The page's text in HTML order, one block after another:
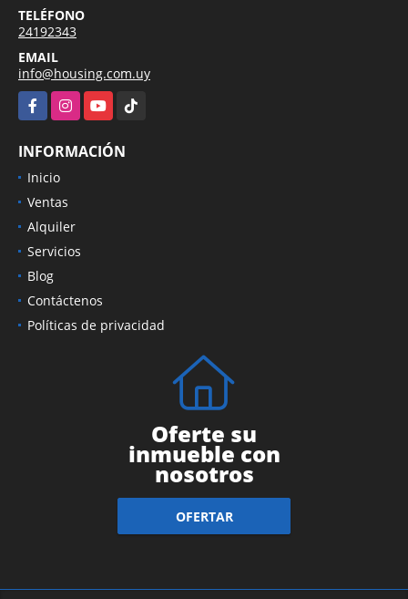
TELÉFONO
24192343
EMAIL
info@housing.com.uy
FacebookInstagramYouTubeTikTok
INFORMACIÓN
Inicio
Ventas
Alquiler
Servicios
Blog
Contáctenos
Políticas de privacidad
Oferte su
inmueble con
nosotros
OFERTAR